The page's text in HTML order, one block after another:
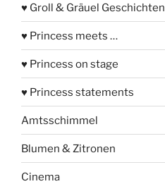
♥ Groll & Gräuel Geschichten
♥ Princess meets …
♥ Princess on stage
♥ Princess statements
Amtsschimmel
Blumen & Zitronen
Cinema